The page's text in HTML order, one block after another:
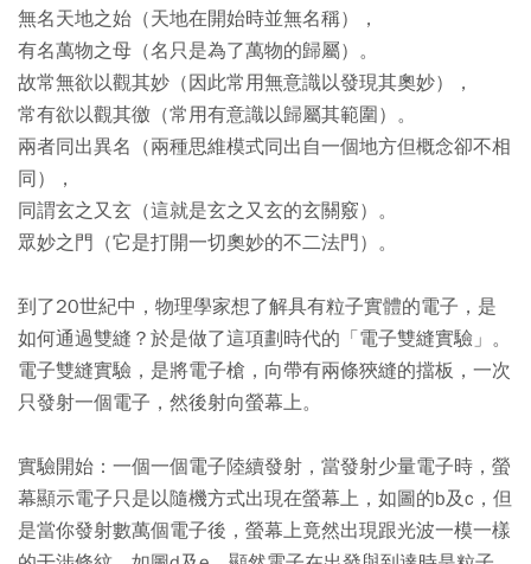
無名天地之始（天地在開始時並無名稱），
有名萬物之母（名只是為了萬物的歸屬）。
故常無欲以觀其妙（因此常用無意識以發現其奧妙），
常有欲以觀其徼（常用有意識以歸屬其範圍）。
兩者同出異名（兩種思維模式同出自一個地方但概念卻不相
同），
同謂玄之又玄（這就是玄之又玄的玄關竅）。
眾妙之門（它是打開一切奧妙的不二法門）。
到了20世紀中，物理學家想了解具有粒子實體的電子，是
如何通過雙縫？於是做了這項劃時代的「電子雙縫實驗」。
電子雙縫實驗，是將電子槍，向帶有兩條狹縫的擋板，一次
只發射一個電子，然後射向螢幕上。
實驗開始：一個一個電子陸續發射，當發射少量電子時，螢
幕顯示電子只是以隨機方式出現在螢幕上，如圖的b及c，但
是當你發射數萬個電子後，螢幕上竟然出現跟光波一模一樣